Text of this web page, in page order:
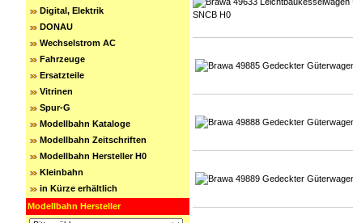
Digital, Elektrik
DONAU
Wechselstrom AC
Fahrzeuge
Ersatzteile
Vitrinen
Spur-G
Modellbahn Kataloge
Modellbahn Zeitschriften
Modellbahn Hersteller H0
Kleinbahn
in Kürze erhältlich
Modellbahn Hersteller